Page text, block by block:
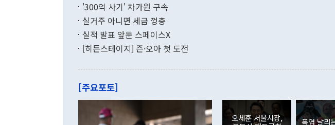
"우리의 선의대로 하는 게 과연 한반도의 평
관은 업무보고 사후 브리핑에서 정 장관이
이 9월 러시아 블라디보스토크에서 열리는
며 "정부 차원에서 (참석을) 검토하고 있다
은 "그것은 외교부의 몫"이라며 "아직 거
기록했지만 지식재산권사용료수지는 전월
로 전환됐다. 본원소득수지는 배당소득을
는 배당수입이 늘어난 데다 전월 분기배당
였던 올해 3월(369억9000만달러)을 넘어
인의 해외투자가 80억1000만달러, 외국인
각각 증가했다. 증권투자에서는 외국인의
'300억 사기' 차가원 구속
실거주 아니면 세금 껑충
실적 발표 앞둔 스페이스X
[히든스테이지] 즌·오아 첫 도전
[주요포토]
오세훈 서울시장,
폭염 날리